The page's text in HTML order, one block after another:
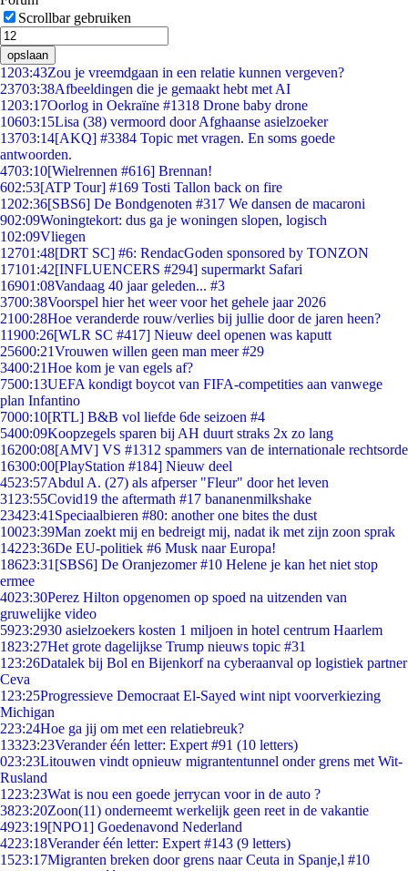
Scrollbar gebruiken
opslaan
1203:43Zou je vreemdgaan in een relatie kunnen vergeven?
23703:38Afbeeldingen die je gemaakt hebt met AI
1203:17Oorlog in Oekraïne #1318 Drone baby drone
10603:15Lisa (38) vermoord door Afghaanse asielzoeker
13703:14[AKQ] #3384 Topic met vragen. En soms goede
antwoorden.
4703:10[Wielrennen #616] Brennan!
602:53[ATP Tour] #169 Tosti Tallon back on fire
1202:36[SBS6] De Bondgenoten #317 We dansen de macaroni
902:09Woningtekort: dus ga je woningen slopen, logisch
102:09Vliegen
12701:48[DRT SC] #6: RendacGoden sponsored by TONZON
17101:42[INFLUENCERS #294] supermarkt Safari
16901:08Vandaag 40 jaar geleden... #3
3700:38Voorspel hier het weer voor het gehele jaar 2026
2100:28Hoe veranderde rouw/verlies bij jullie door de jaren heen?
11900:26[WLR SC #417] Nieuw deel openen was kaputt
25600:21Vrouwen willen geen man meer #29
3400:21Hoe kom je van egels af?
7500:13UEFA kondigt boycot van FIFA-competities aan vanwege
plan Infantino
7000:10[RTL] B&B vol liefde 6de seizoen #4
5400:09Koopzegels sparen bij AH duurt straks 2x zo lang
16200:08[AMV] VS #1312 spammers van de internationale rechtsorde
16300:00[PlayStation #184] Nieuw deel
4523:57Abdul A. (27) als afperser "Fleur" door het leven
31 23:55Covid19 the aftermath #17 bananenmilkshake
23423:41 Speciaalbieren #80: another one bites the dust
10023:39Man zoekt mij en bedreigt mij, nadat ik met zijn zoon sprak
14223:36De EU-politiek #6 Musk naar Europa!
18623:31 [SBS6] De Oranjezomer #10 Helene je kan het niet stop
ermee
4023:30Perez Hilton opgenomen op spoed na uitzenden van
gruwelijke video
5923:2930 asielzoekers kosten 1 miljoen in hotel centrum Haarlem
1823:27Het grote dagelijkse Trump nieuws topic #31
1 23:26Datalek bij Bol en Bijenkorf na cyberaanval op logistiek partner
Ceva
1 23:25Progressieve Democraat El-Sayed wint nipt voorverkiezing
Michigan
223:24Hoe ga jij om met een relatiebreuk?
13323:23Verander één letter: Expert #91 (10 letters)
023:23Litouwen vindt opnieuw migrantentunnel onder grens met Wit-
Rusland
1223:23Wat is nou een goede jerrycan voor in de auto ?
3823:20Zoon(11) onderneemt werkelijk geen reet in de vakantie
4923:19[NPO1] Goedenavond Nederland
4223:18Verander één letter: Expert #143 (9 letters)
1523:17Migranten breken door grens naar Ceuta in Spanje,l #10